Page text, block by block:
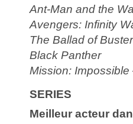
Ant-Man and the
Avengers: Infinity
The Ballad of
Black Panther
Mission: Impossible
SERIES
Meilleur acteur